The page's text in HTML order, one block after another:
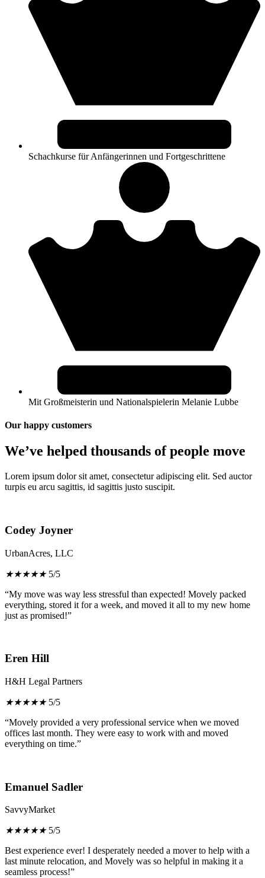
Schachkurse für Anfängerinnen und Fortgeschrittene
Mit Großmeisterin und Nationalspielerin Melanie Lubbe
Our happy customers
We’ve helped thousands of people move
Lorem ipsum dolor sit amet, consectetur adipiscing elit. Sed auctor
turpis eu arcu sagittis, id sagittis justo suscipit.
Codey Joyner
UrbanAcres, LLC
★★★★★ 5/5
“My move was way less stressful than expected! Movely packed
everything, stored it for a week, and moved it all to my new home
just as promised!”
Eren Hill
H&H Legal Partners
★★★★★ 5/5
“Movely provided a very professional service when we moved
offices last month. They were easy to work with and moved
everything on time.”
Emanuel Sadler
SavvyMarket
★★★★★ 5/5
Best experience ever! I desperately needed a mover to help with a
last minute relocation, and Movely was so helpful in making it a
seamless process!”